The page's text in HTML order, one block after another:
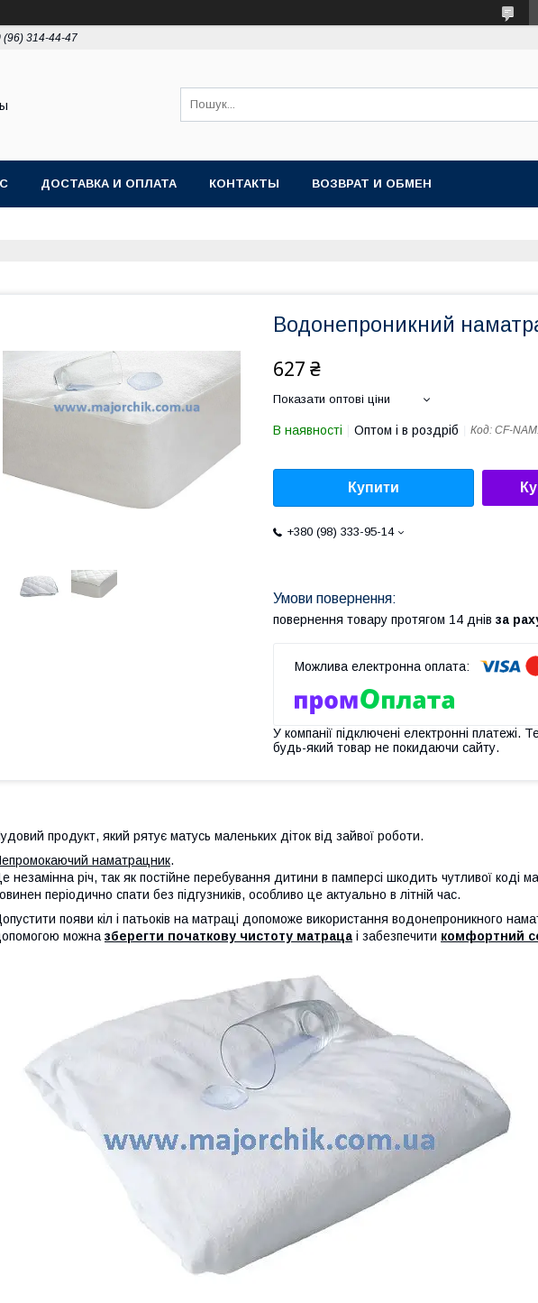
(96) 314-44-47
ДОСТАВКА И ОПЛАТА КОНТАКТЫ ВОЗВРАТ И ОБМЕН
Водонепроникний
627 ₴
Показати оптові ціни
В наявності Оптом і в роздріб Код: CF-
Купити
+380 (98) 333-95-14
повернення товару протягом 14 днів за
У компанії підключені електронні платежі.
будь-який товар не покидаючи сайту.
продукт, який рятує матусь маленьких діток від зайвої роботи.
наматрацник.
незамінна річ, так як постійне перебування дитини в памперсі шкодить чутливої коді
періодично спати без підгузників, особливо це актуально в літній час.
появи кіл і патьоків на матраці допоможе використання водонепроникного
можна зберегти початкову чистоту матраца і забезпечити комфортний